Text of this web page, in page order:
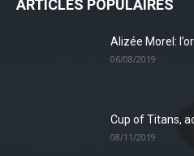
ARTICLES POPULAIRES
Alizée Morel:
06/08/2019
Cup of Titans,
08/11/2019